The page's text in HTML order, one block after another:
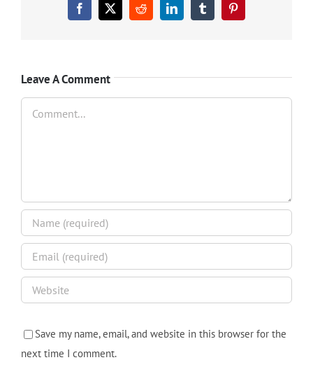
Facebook
X RedditLinkedInTumblrPinterest
Leave A Comment
Save my name, email, and website in this browser for the
next time I comment.